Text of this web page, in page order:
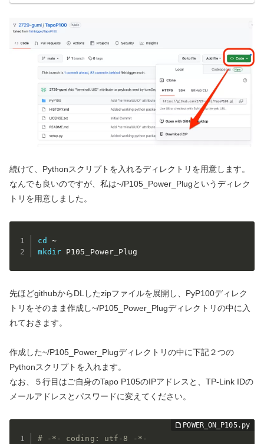
続けて、Pythonスクリプトを入れるディレクトリを用意します。
なんでも良いのですが、私は~/P105_Power_Plugというディレク
トリを用意しました。
cd
~
mkdir P105_Power_Plug
先ほどgithubからDLしたzipファイルを展開し、PyP100ディレク
トリをそのまま作成し~/P105_Power_Plugディレクトリの中に入
れておきます。
作成した~/P105_Power_Plugディレクトリの中に下記２つの
Pythonスクリプトを入れます。
なお、５行目はご自身のTapo P105のIPアドレスと、TP-Link IDの
メールアドレスとパスワードに変えてください。
# -*- coding: utf-8 -*-